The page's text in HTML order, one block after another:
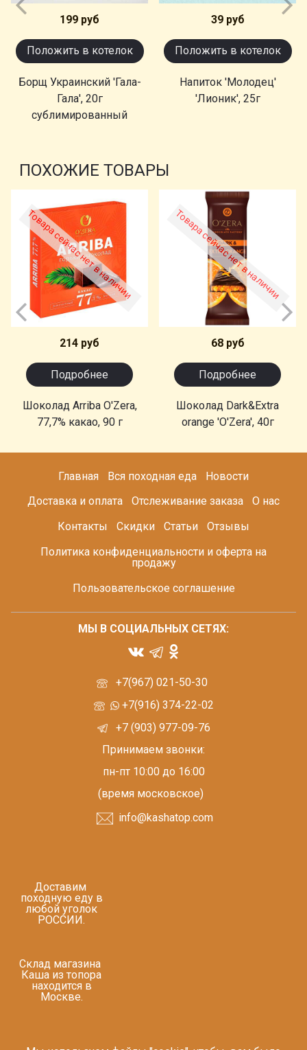
199 руб
Положить в котелок
Борщ Украинский 'Гала-
Гала', 20г
сублимированный
39 руб
Положить в котелок
Напиток 'Молодец'
'Лионик', 25г
ПОХОЖИЕ ТОВАРЫ
Товара сейчас нет в наличии
214 руб
Подробнее
Шоколад Arriba O'Zera,
77,7% какао, 90 г
Товара сейчас нет в наличии
68 руб
Подробнее
Шоколад Dark&Extra
orange 'O'Zera', 40г
Главная Вся походная еда
Новости
Доставка и оплата
Отслеживание заказа
О нас
Контакты
Скидки Статьи
Отзывы
Политика конфиденциальности и оферта на
продажу
Пользовательское соглашение
+7(967) 021-50-30
+7(916) 374-22-02
+7 (903) 977-09-76
Принимаем звонки:
пн-пт 10:00 до 16:00
(время московское)
info@kashatop.com
Доставим
походную еду в
любой уголок
РОССИИ.
Склад магазина
Каша из топора
находится в
Москве.
МЫ В СОЦИАЛЬНЫХ СЕТЯХ: